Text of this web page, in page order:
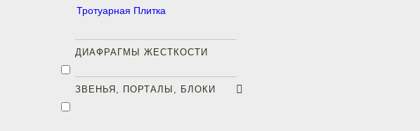
Тротуарная Плитка
ДИАФРАГМЫ ЖЕСТКОСТИ
ЗВЕНЬЯ, ПОРТАЛЫ, БЛОКИ